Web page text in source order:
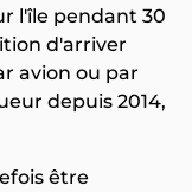
l'île pendant 30
d'arriver
avion ou par
depuis 2014,
être